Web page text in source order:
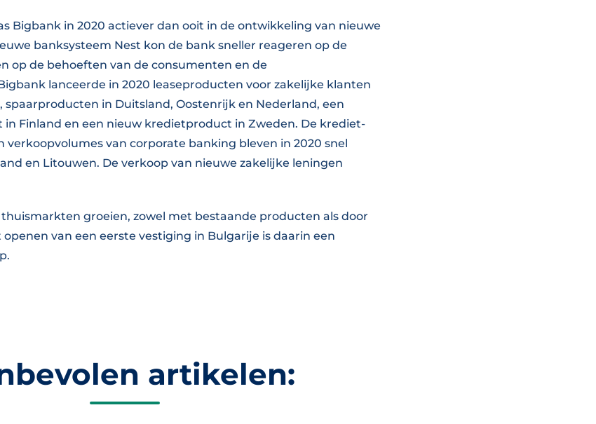
Bigbank in 2020 actiever dan ooit in de ontwikkeling van nieuwe
banksysteem Nest kon de bank sneller reageren op de
op de behoeften van de consumenten en de
lanceerde in 2020 leaseproducten voor zakelijke klanten
spaarproducten in Duitsland, Oostenrijk en Nederland, een
Finland en een nieuw kredietproduct in Zweden. De krediet-
verkoopvolumes van corporate banking bleven in 2020 snel
en Litouwen. De verkoop van nieuwe zakelijke leningen
thuismarkten groeien, zowel met bestaande producten als door
van een eerste vestiging in Bulgarije is daarin een
artikelen: